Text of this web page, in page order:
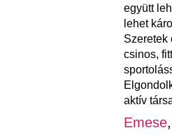
együtt
lehet
Szeretek
csinos,
aktív
Emese